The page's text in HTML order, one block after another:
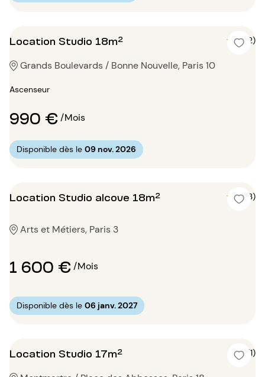
Location Studio 18m² 5 (2)
Grands Boulevards / Bonne Nouvelle, Paris 10
Ascenseur
990 €/Mois
Disponible dès le 09 nov. 2026
Location Studio alcove 18m² 5 (3)
Arts et Métiers, Paris 3
1 600 €/Mois
Disponible dès le 06 janv. 2027
Location Studio 17m² 5 (1)